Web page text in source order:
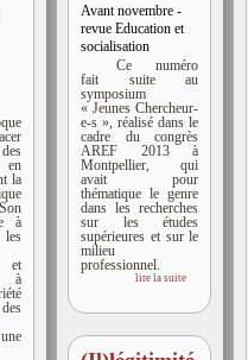
en
la
à
et
à
Avant novembre -
revue Education et
socialisation
Ce numéro
fait suite au
symposium
« Jeunes Chercheur-
e-s », réalisé dans le
cadre du congrès
AREF 2013 à
Montpellier, qui
avait pour
thématique le genre
dans les recherches
sur les études
supérieures et sur le
milieu
professionnel.
lire la suite